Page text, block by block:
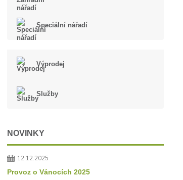
Speciální nářadí
Výprodej
Služby
NOVINKY
12.12.2025
Provoz o Vánocích 2025